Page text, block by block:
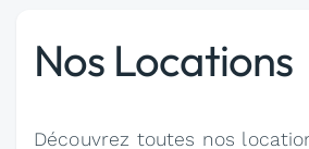
Nos Locations
Découvrez toutes nos